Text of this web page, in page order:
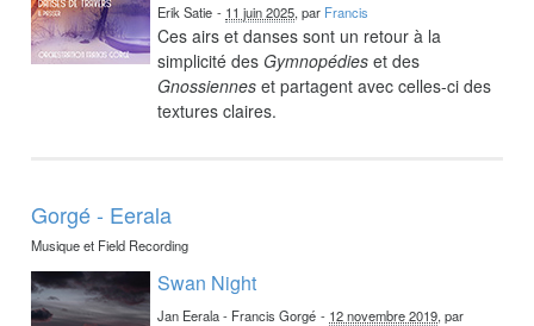
Erik Satie - 11 juin 2025, par Francis
Ces airs et danses sont un retour à la
simplicité desGymnopédies et des
Gnossiennes et partagent avec celles-ci des
textures claires.
Gorgé - Eerala
Musique et Field Recording
Swan Night
Jan Eerala - Francis Gorgé - 12 novembre 2019, par